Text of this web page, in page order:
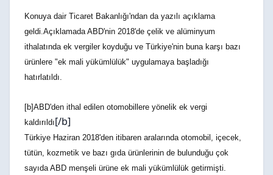
Konuya dair Ticaret Bakanlığı'ndan da yazılı açıklama
geldi.Açıklamada ABD'nin 2018'de çelik ve alüminyum
ithalatında ek vergiler koyduğu ve Türkiye'nin buna karşı bazı
ürünlere "ek mali yükümlülük" uygulamaya başladığı
hatırlatıldı.
[b]ABD'den ithal edilen otomobillere yönelik ek vergi
kaldırıldı[/b]
Türkiye Haziran 2018'den itibaren aralarında otomobil, içecek,
tütün, kozmetik ve bazı gıda ürünlerinin de bulunduğu çok
sayıda ABD menşeli ürüne ek mali yükümlülük getirmişti.